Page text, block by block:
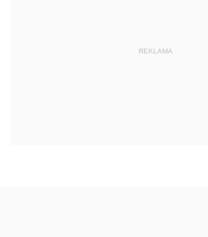
REKLAMA